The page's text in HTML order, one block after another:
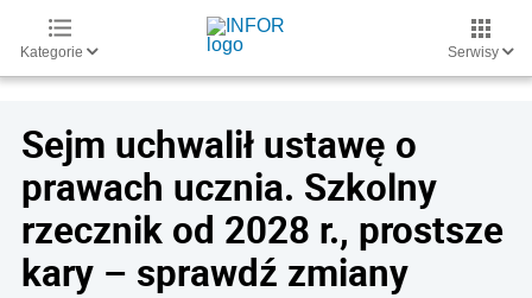
Kategorie Serwisy
Sejm uchwalił ustawę o
prawach ucznia. Szkolny
rzecznik od 2028 r., prostsze
kary – sprawdź zmiany